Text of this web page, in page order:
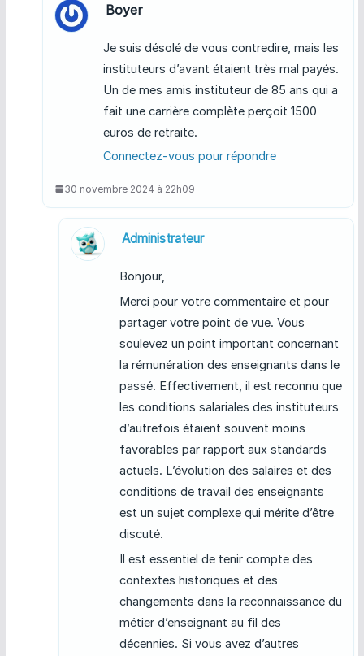
Boyer
Je suis désolé de vous contredire, mais les
instituteurs d’avant étaient très mal payés.
Un de mes amis instituteur de 85 ans qui a
fait une carrière complète perçoit 1500
euros de retraite.
Connectez-vous pour répondre
30 novembre 2024 à 22h09
Administrateur
Bonjour,
Merci pour votre commentaire et pour
partager votre point de vue. Vous
soulevez un point important concernant
la rémunération des enseignants dans le
passé. Effectivement, il est reconnu que
les conditions salariales des instituteurs
d’autrefois étaient souvent moins
favorables par rapport aux standards
actuels. L’évolution des salaires et des
conditions de travail des enseignants
est un sujet complexe qui mérite d’être
discuté.
Il est essentiel de tenir compte des
contextes historiques et des
changements dans la reconnaissance du
métier d’enseignant au fil des
décennies. Si vous avez d’autres